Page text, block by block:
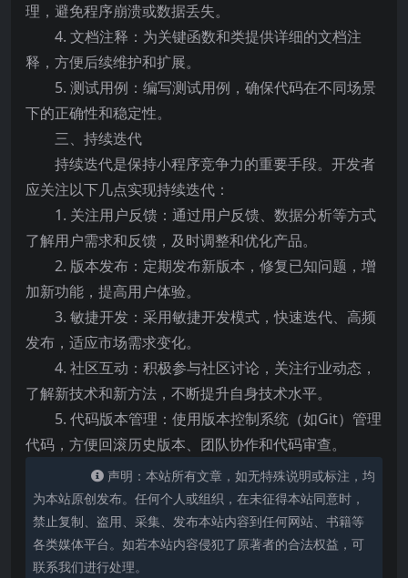
理，避免程序崩溃或数据丢失。
4. 文档注释：为关键函数和类提供详细的文档注
释，方便后续维护和扩展。
5. 测试用例：编写测试用例，确保代码在不同场景
下的正确性和稳定性。
三、持续迭代
持续迭代是保持小程序竞争力的重要手段。开发者
应关注以下几点实现持续迭代：
1. 关注用户反馈：通过用户反馈、数据分析等方式
了解用户需求和反馈，及时调整和优化产品。
2. 版本发布：定期发布新版本，修复已知问题，增
加新功能，提高用户体验。
3. 敏捷开发：采用敏捷开发模式，快速迭代、高频
发布，适应市场需求变化。
4. 社区互动：积极参与社区讨论，关注行业动态，
了解新技术和新方法，不断提升自身技术水平。
5. 代码版本管理：使用版本控制系统（如Git）管理
代码，方便回滚历史版本、团队协作和代码审查。
声明：本站所有文章，如无特殊说明或标注，均
为本站原创发布。任何个人或组织，在未征得本站同意时，
禁止复制、盗用、采集、发布本站内容到任何网站、书籍等
各类媒体平台。如若本站内容侵犯了原著者的合法权益，可
联系我们进行处理。